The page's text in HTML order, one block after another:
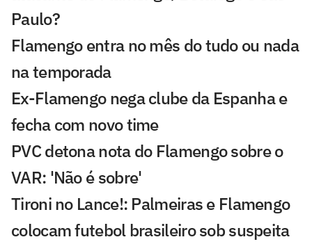
Paulo?
Flamengo entra no mês do tudo ou nada
na temporada
Ex-Flamengo nega clube da Espanha e
fecha com novo time
PVC detona nota do Flamengo sobre o
VAR: 'Não é sobre'
Tironi no Lance!: Palmeiras e Flamengo
colocam futebol brasileiro sob suspeita